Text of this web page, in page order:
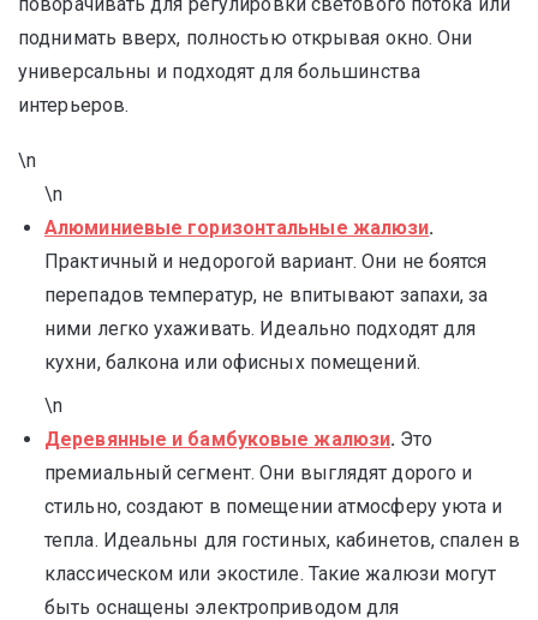
поднимать вверх, полностью открывая окно. Они
универсальны и подходят для большинства
интерьеров.
\n
\n
Алюминиевые горизонтальные жалюзи.
Практичный и недорогой вариант. Они не боятся
перепадов температур, не впитывают запахи, за
ними легко ухаживать. Идеально подходят для
кухни, балкона или офисных помещений.
\n
Деревянные и бамбуковые жалюзи. Это
премиальный сегмент. Они выглядят дорого и
стильно, создают в помещении атмосферу уюта и
тепла. Идеальны для гостиных, кабинетов, спален в
классическом или экостиле. Такие жалюзи могут
быть оснащены электроприводом для